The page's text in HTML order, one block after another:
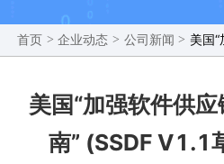
首页 > 企业动态 > 公司新闻 >
美国“加强软件供
南” (SSDF V1.1